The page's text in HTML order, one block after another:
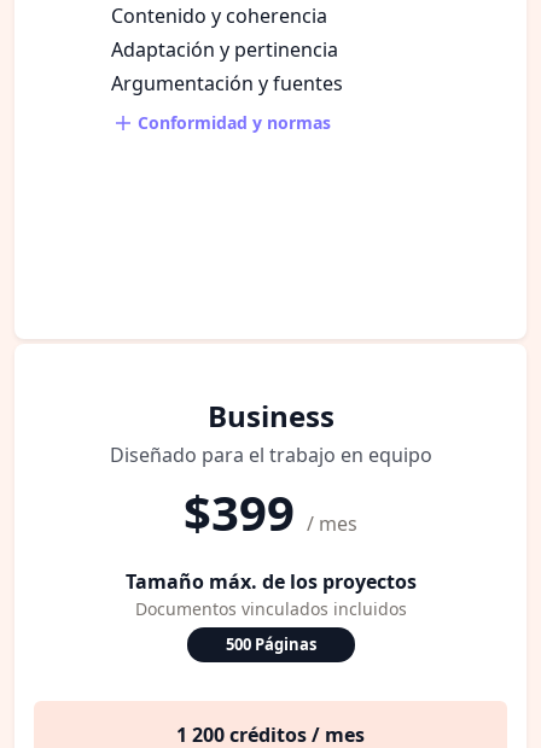
Contenido y coherencia
Adaptación y pertinencia
Argumentación y fuentes
Conformidad y normas
Business
Diseñado para el trabajo en equipo
$399 / mes
Tamaño máx. de los proyectos
Documentos vinculados incluidos
500 Páginas
1 200 créditos / mes